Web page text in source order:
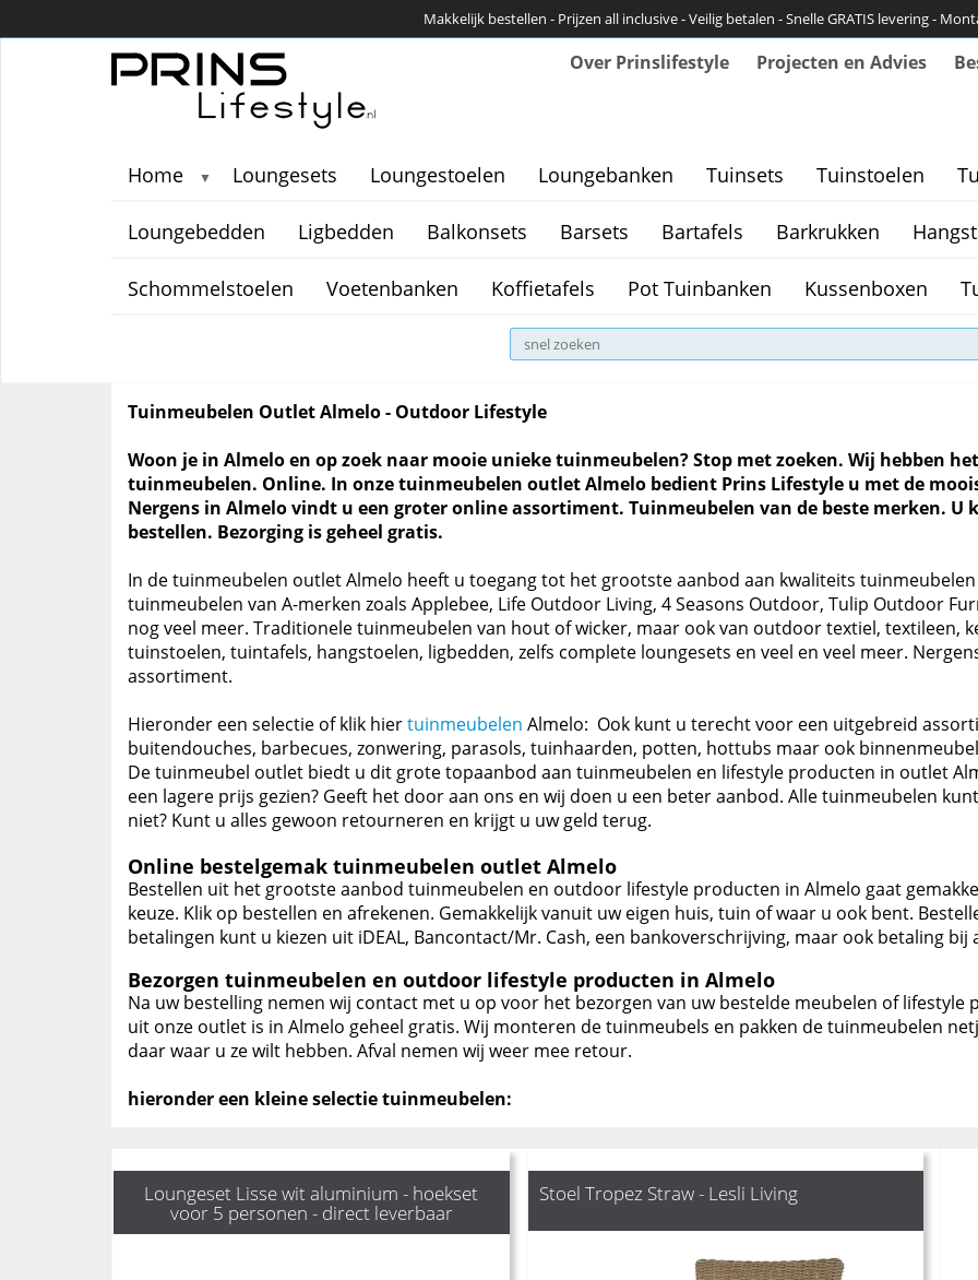
Makkelijk bestellen - Prijzen all inclusive - Veilig betalen - Snelle GRATIS levering -
Over Prinslifestyle Projecten en Advies
Home ▼ Loungesets Loungestoelen Loungebanken Tuinsets Tuinstoelen
Loungebedden Ligbedden Balkonsets Barsets Bartafels Barkrukken
Schommelstoelen Voetenbanken Koffietafels Pot Tuinbanken Kussenboxen
Tuinmeubelen Outlet Almelo - Outdoor Lifestyle
Woon je in Almelo en op zoek naar mooie unieke tuinmeubelen? Stop met zoeken. Wij hebben
tuinmeubelen. Online. In onze tuinmeubelen outlet Almelo bedient Prins Lifestyle u met de
Nergens in Almelo vindt u een groter online assortiment. Tuinmeubelen van de beste merken.
bestellen. Bezorging is geheel gratis.
In de tuinmeubelen outlet Almelo heeft u toegang tot het grootste aanbod aan kwaliteits
tuinmeubelen van A-merken zoals Applebee, Life Outdoor Living, 4 Seasons Outdoor, Tulip Outdoor
nog veel meer. Traditionele tuinmeubelen van hout of wicker, maar ook van outdoor textiel, textileen,
tuinstoelen, tuintafels, hangstoelen, ligbedden, zelfs complete loungesets en veel en veel meer.
assortiment.
Hieronder een selectie of klik hiertuinmeubelen Almelo: Ook kunt u terecht voor een uitgebreid
buitendouches, barbecues, zonwering, parasols, tuinhaarden, potten, hottubs maar ook
De tuinmeubel outlet biedt u dit grote topaanbod aan tuinmeubelen en lifestyle producten in outlet
een lagere prijs gezien? Geeft het door aan ons en wij doen u een beter aanbod. Alle tuinmeubelen
niet? Kunt u alles gewoon retourneren en krijgt u uw geld terug.
Online bestelgemak tuinmeubelen outlet Almelo
Bestellen uit het grootste aanbod tuinmeubelen en outdoor lifestyle producten in Almelo gaat
keuze. Klik op bestellen en afrekenen. Gemakkelijk vanuit uw eigen huis, tuin of waar u ook bent.
betalingen kunt u kiezen uit iDEAL, Bancontact/Mr. Cash, een bankoverschrijving, maar ook betaling bij
Bezorgen tuinmeubelen en outdoor lifestyle producten in Almelo
Na uw bestelling nemen wij contact met u op voor het bezorgen van uw bestelde meubelen of
uit onze outlet is in Almelo geheel gratis. Wij monteren de tuinmeubels en pakken de tuinmeubelen
daar waar u ze wilt hebben. Afval nemen wij weer mee retour.
hieronder een kleine selectie tuinmeubelen:
Loungeset Lisse wit aluminium - hoekset
voor 5 personen - direct leverbaar
Stoel Tropez Straw - Lesli Living